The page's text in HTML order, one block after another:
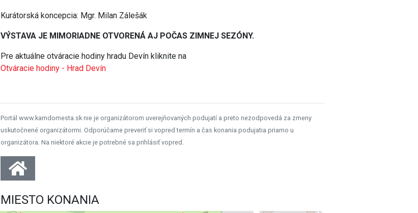
Kurátorská koncepcia: Mgr. Milan Zálešák
VÝSTAVA JE MIMORIADNE OTVORENÁ AJ POČAS ZIMNEJ SEZÓNY.
Pre aktuálne otváracie hodiny hradu Devín kliknite na
Otváracie hodiny - Hrad Devín
Portál www.kamdomesta.sk nie je organizátorom uverejňovaných podujatí a preto nezodpovedá za zmeny
uskutočnené organizátormi. Odporúčame preveriť si vopred termín a čas konania podujatia priamo u
organizátora. Na niektoré akcie je potrebné sa prihlásiť vopred.
MIESTO KONANIA